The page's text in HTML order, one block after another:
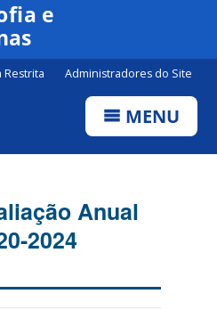
e
Restrita Administradores do Site
MENU
Anual
2024